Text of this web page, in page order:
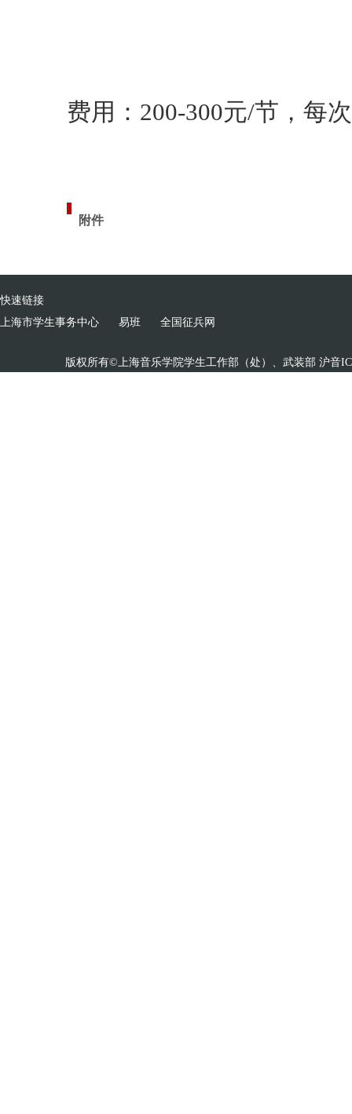
费用：200-300元/节，每
附件
快速链接
上海市学生事务中心
易班 全国征兵网
版权所有©上海音乐学院学生工作部（处）、武装部 沪音